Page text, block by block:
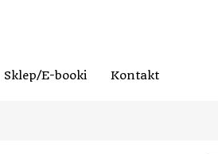
Sklep/E-booki Kontakt